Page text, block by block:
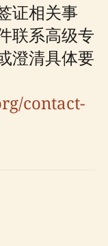
证相关事
联系高级专
澄清具体要
contact-